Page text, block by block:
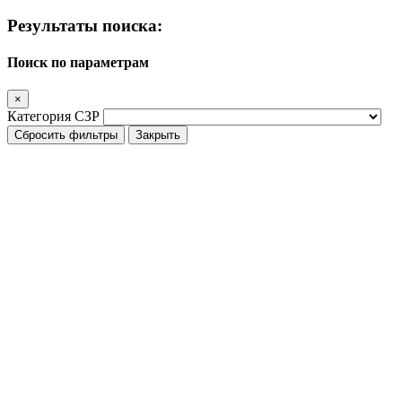
Результаты поиска:
Поиск по параметрам
×
Категория СЗР
Сбросить фильтры Закрыть